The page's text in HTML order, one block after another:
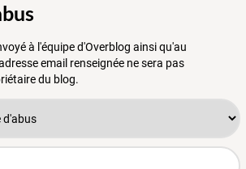
à l'équipe d'Overblog ainsi qu'au
email renseignée ne sera pas
du blog.